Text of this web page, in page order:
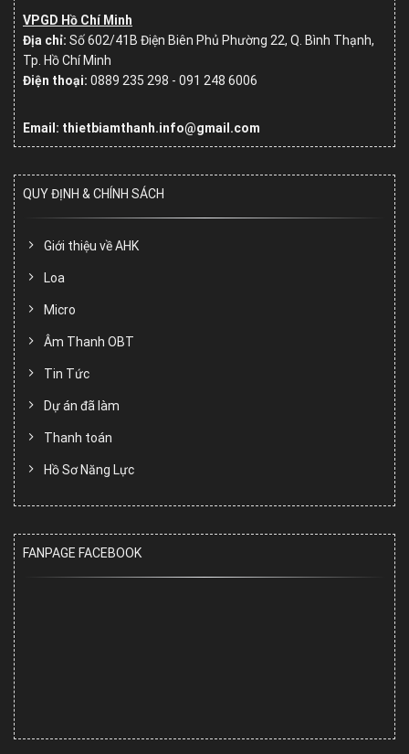
VPGD Hồ Chí Minh
Địa chỉ: Số602/41B Điện Biên Phủ Phường 22, Q. Bình Thạnh,
Tp. Hồ Chí Minh
Điện thoại: 0889 235 298 - 091 248 6006
Email: thietbiamthanh.info@gmail.com
QUY ĐỊNH & CHÍNH SÁCH
Giới thiệu về AHK
Loa
Micro
Âm Thanh OBT
Tin Tức
Dự án đã làm
Thanh toán
Hồ Sơ Năng Lực
FANPAGE FACEBOOK